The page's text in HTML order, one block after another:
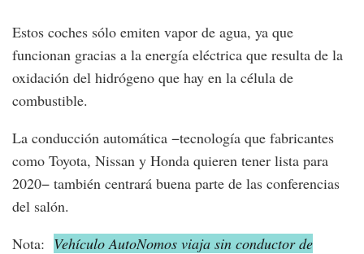
Estos coches sólo emiten vapor de agua, ya que
funcionan gracias a la energía eléctrica que resulta de la
oxidación del hidrógeno que hay en la célula de
combustible.
La conducción automática −tecnología que fabricantes
como Toyota, Nissan y Honda quieren tener lista para
2020− también centrará buena parte de las conferencias
del salón.
Nota: Vehículo AutoNomos viaja sin conductor de